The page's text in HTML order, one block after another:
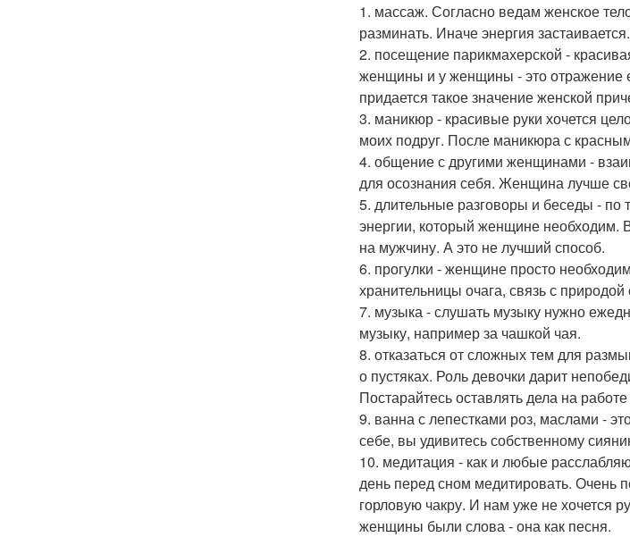
1. массаж. Согласно ведам женское
разминать. Иначе энергия
2. посещение парикмахерской -
женщины и у женщины - это отражение
придается такое значение женской
3. маникюр - красивые руки хочется
моих подруг. После маникюра с
4. общение с другими женщинами -
для осознания себя. Женщина лучше
5. длительные разговоры и беседы - по
энергии, который женщине необходим.
на мужчину. А это не лучший способ.
6. прогулки - женщине просто
хранительницы очага, связь с
7. музыка - слушать музыку нужно
музыку, например за чашкой чая.
8. отказаться от сложных тем для
о пустяках. Роль девочки дарит
Постарайтесь оставлять дела на
9. ванна с лепестками роз, маслами -
себе, вы удивитесь собственному
10. медитация - как и любые
день перед сном медитировать. Очень
горловую чакру. И нам уже не хочется
женщины были слова - она как песня.